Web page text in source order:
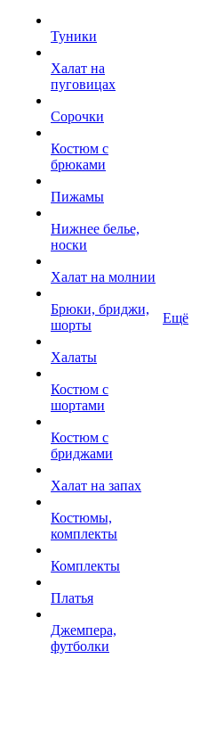
Туники
Халат на
пуговицах
Сорочки
Костюм с
брюками
Пижамы
Нижнее белье,
носки
Халат на молнии
Брюки, бриджи,
шорты
Халаты
Костюм с
шортами
Костюм с
бриджами
Халат на запах
Костюмы,
комплекты
Комплекты
Платья
Джемпера,
футболки
Ещё